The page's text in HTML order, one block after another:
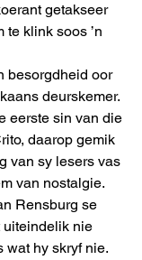
getakseer
te klink soos ’n
besorgdheid oor
deurskemer.
eerste sin van die
daarop gemik
van sy lesers vas
van nostalgie.
Rensburg se
uiteindelik nie
wat hy skryf nie.